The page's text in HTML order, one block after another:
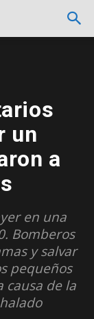
un
a
en una
Bomberos
y salvar
pequeños
causa de la